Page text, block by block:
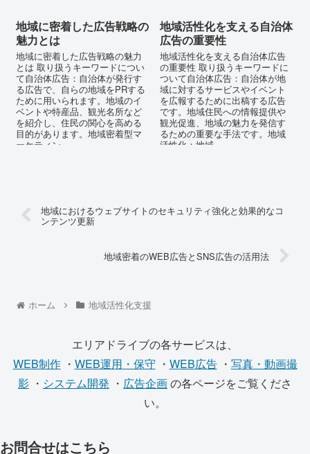
地域に密着した広告戦略の
魅力とは
地域に密着した広告戦略の魅力
とは 取り扱うキーワードについ
て自治体広告：自治体が発行す
る広告で、自らの地域をPRする
ために用いられます。地域のイ
ベントや特産品、観光名所など
を紹介し、住民の関心を高める
目的があります。地域密着型マ
ーケティン...
地域活性化を支える自治体
広告の重要性
地域活性化を支える自治体広告
の重要性 取り扱うキーワードに
ついて自治体広告：自治体が地
域に対するサービスやイベント
を広報するために出稿する広告
です。地域住民への情報提供や
観光促進、地域の魅力を発信す
るための重要な手法です。地域
活性化：地域...
地域におけるウェブサイトのセキュリティ強化と効果的なコ
ンテンツ更新
地域密着のWEB広告とSNS広告の活用法
ホーム 地域活性化支援
エリアドライブの各サービスは、
WEB制作・ WEB運用・保守 ・ WEB広告・ 写真・動画撮
影 ・ システム開発 ・ 広告企画の各ページをご覧くださ
い。
お問合せはこちら